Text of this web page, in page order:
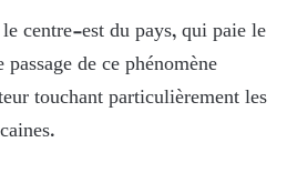
centre-est du pays, qui paie le
de ce phénomène
touchant particulièrement les